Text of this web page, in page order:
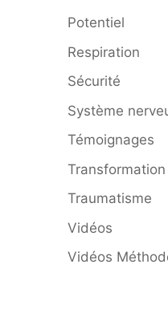
Potentiel
Respiration
Sécurité
Système
Témoignages
Transformation
Traumatisme
Vidéos
Vidéos